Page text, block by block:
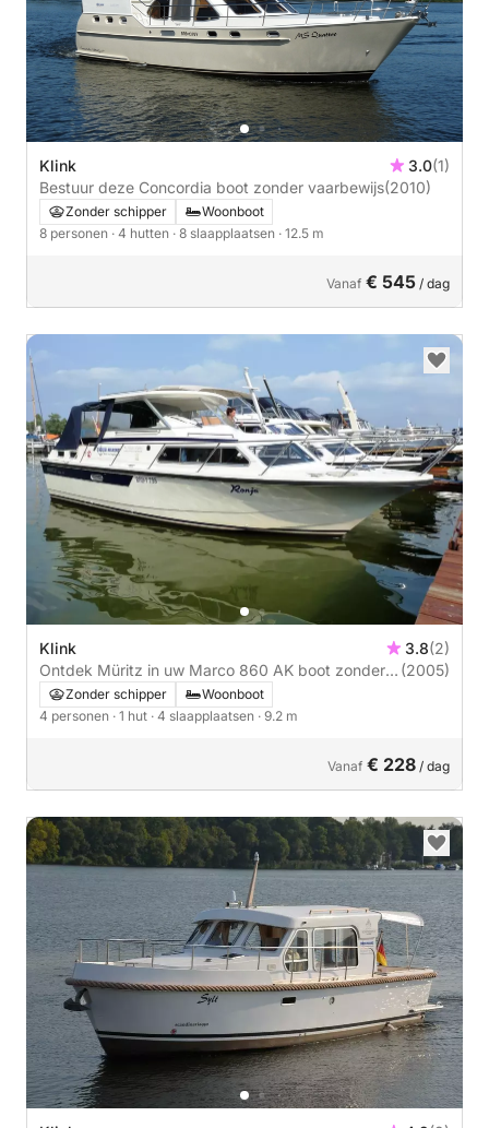
Klink 3.0(1)
Bestuur deze Concordia boot zonder vaarbewijs(2010)
Zonder schipper
Woonboot
8 personen · 4 hutten · 8 slaapplaatsen · 12.5 m
Vanaf € 545 / dag
Klink 3.8(2)
Ontdek Müritz in uw Marco 860 AK boot zonder
vaar
(2005)
Zonder schipper
Woonboot
4 personen · 1 hut · 4 slaapplaatsen · 9.2 m
Vanaf € 228 / dag